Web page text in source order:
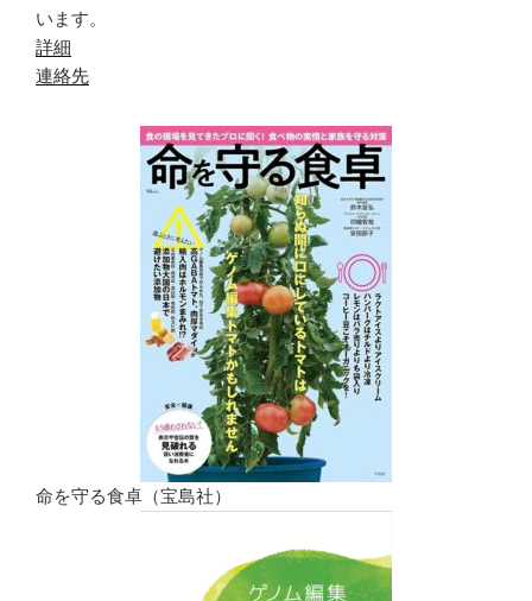
います。
詳細
連絡先
命を守る食卓（宝島社）